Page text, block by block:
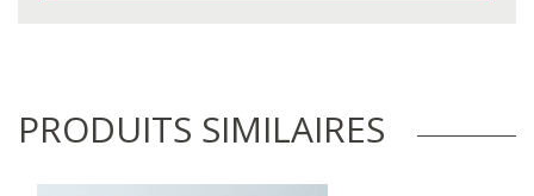
PRODUITS SIMILAIRES